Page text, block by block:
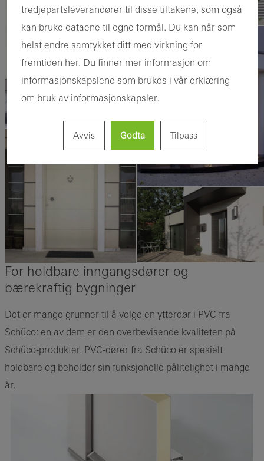
For holdbare inngangsdører og
bærekraftig bygninger
Det er mange grunner til å velge en ytterdør i PVC fra
Schüco: en av dem er den overbevisende kvaliteten på
Schüco-produkter. PVC-dører fra Schüco er spesielt
holdbare og beholder sin funksjonelle pålitelighet i mange
år.
tredjepartsleverandører til disse tiltakene, som også
kan bruke dataene til egne formål. Du kan når som
helst endre samtykket ditt med virkning for
fremtiden her. Du finner mer informasjon om
informasjonskapslene som brukes i vår erklæring
om bruk av informasjonskapsler.
Avvis Godta Tilpass